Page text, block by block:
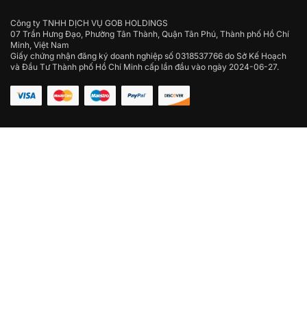
Công ty TNHH DỊCH VỤ GOB HOLDINGS
07 Trần Hưng Đạo, Phường Tân Thành, Quận Tân Phú, Thành phố Hồ Chí
Minh, Việt Nam
Giấy chứng nhận đăng ký doanh nghiệp số 0318537766 do Sở Kế Hoạch
và Đầu Tư Thành phố Hồ Chí Minh cấp lần đầu vào ngày 2024-06-27.